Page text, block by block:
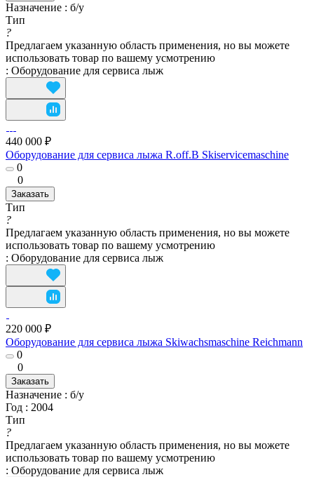
Назначение : б/у
Тип
?
Предлагаем указанную область применения, но вы можете
использовать товар по вашему усмотрению
: Оборудование для сервисa лыж
440 000 ₽
Оборудование для сервисa лыжа R.off.B Skiservicemaschine
0
0
Заказать
Тип
?
Предлагаем указанную область применения, но вы можете
использовать товар по вашему усмотрению
: Оборудование для сервисa лыж
220 000 ₽
Оборудование для сервисa лыжа Skiwachsmaschine Reichmann
0
0
Заказать
Назначение : б/у
Год : 2004
Тип
?
Предлагаем указанную область применения, но вы можете
использовать товар по вашему усмотрению
: Оборудование для сервисa лыж